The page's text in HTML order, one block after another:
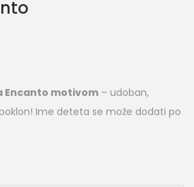
Encanto motivom – udoban,
Ime deteta se može dodati po